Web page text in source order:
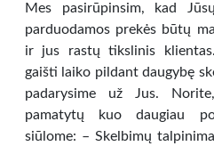
Mes pasirūpinsim, kad
parduodamos prekės būtų
ir jus rastų tikslinis
gaišti laiko pildant daugybę
padarysime už Jus.
pamatytų kuo daugiau
siūlome: – Skelbimų